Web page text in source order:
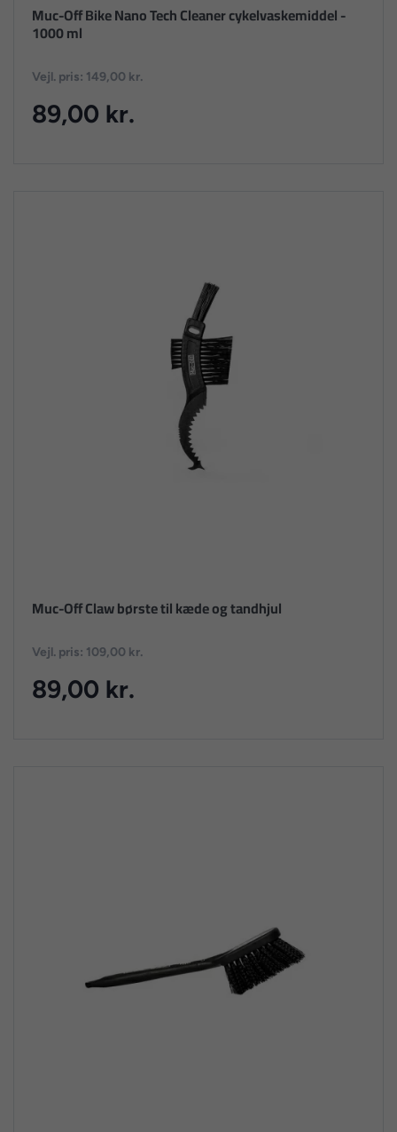
Muc-Off Bike Nano Tech Cleaner cykelvaskemiddel -
1000 ml
Vejl. pris: 149,00 kr.
89,00 kr.
Muc-Off Claw børste til kæde og tandhjul
Vejl. pris: 109,00 kr.
89,00 kr.